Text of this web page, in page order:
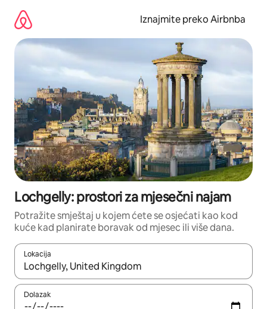
sadržaj
Iznajmite preko Airbnba
Lochgelly: prostori za mjesečni najam
Potražite smještaj u kojem ćete se osjećati kao kod
kuće kad planirate boravak od mjesec ili više dana.
Lokacija
Kada budu dostupni rezultati, moći ćete ih pregledati
Dolazak